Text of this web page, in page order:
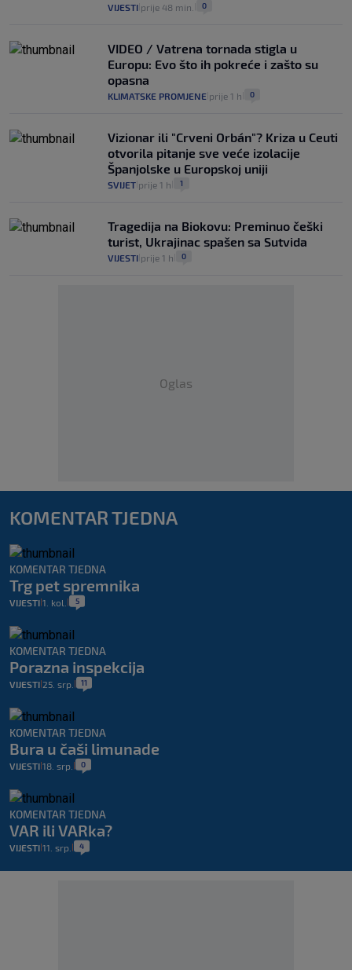
VIJESTI prije 48 min. 0
VIDEO / Vatrena tornada stigla u
Europu: Evo što ih pokreće i zašto su
opasna
KLIMATSKE PROMJENE prije 1 h 0
Vizionar ili "Crveni Orbán"? Kriza u Ceuti
otvorila pitanje sve veće izolacije
Španjolske u Europskoj uniji
SVIJET prije 1 h 1
Tragedija na Biokovu: Preminuo češki
turist, Ukrajinac spašen sa Sutvida
VIJESTI prije 1 h 0
Oglas
KOMENTAR TJEDNA
KOMENTAR TJEDNA
Trg pet spremnika
VIJESTI 1. kol. 5
KOMENTAR TJEDNA
Porazna inspekcija
VIJESTI 25. srp. 11
KOMENTAR TJEDNA
Bura u čaši limunade
VIJESTI 18. srp. 0
KOMENTAR TJEDNA
VAR ili VARka?
VIJESTI 11. srp. 4